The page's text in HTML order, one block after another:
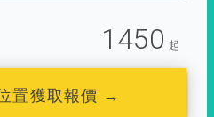
1450 起
置獲取報價 →